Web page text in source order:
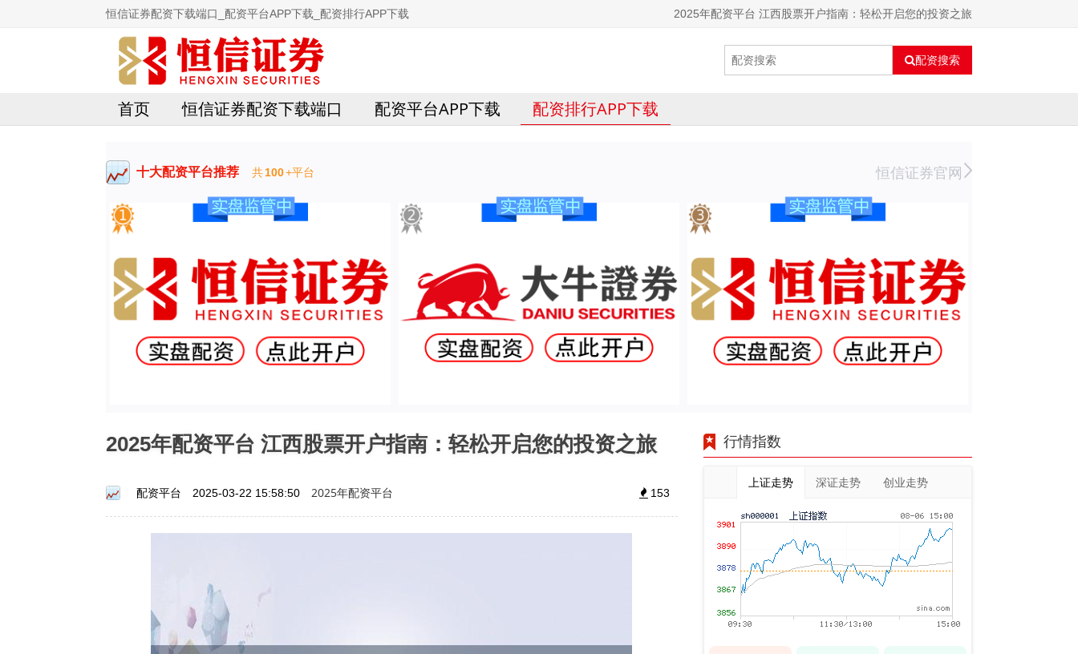
恒信证券配资下载端口_配资平台APP下载_配资排行APP下载 2025年配资平台 江西股票开户指南：轻松开启您的投资之旅
配资搜索
首页 恒信证券配资下载端口 配资平台APP下载 配资排行APP下载
十大配资平台推荐 共100+平台 恒信证券官网
2025年配资平台 江西股票开户指南：轻松开启您的投资之旅
配资平台 2025-03-22 15:58:50 2025年配资平台 153
行情指数
上证走势 深证走势 创业走势